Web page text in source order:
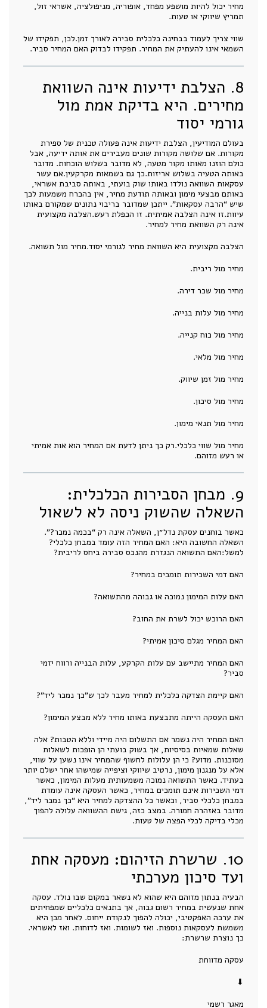
מחיר יכול להיות מושפע מפחד, אופוריה, מניפולציה, אשראי זול,
תמריץ שיווקי או טעות.
שווי צריך לעמוד בבחינה כלכלית סבירה לאורך זמן.לכן, תפקידו של
השמאי אינו להעתיק את המחיר. תפקידו לבדוק האם המחיר סביר.
8. הצלבת ידיעות אינה השוואת
מחירים. היא בדיקת אמת מול
גורמי יסוד
בעולם המודיעין, הצלבת ידיעות אינה פעולה טכנית של ספירת
מקורות. אם שלושה מקורות שונים מעבירים את אותה ידיעה, אבל
כולם הוזנו מאותו מקור מטעה, לא מדובר בשלוש הוכחות. מדובר
באותה הטעיה בשלוש אריזות.כך גם בשמאות מקרקעין.אם עשר
עסקאות השוואה נולדו באותו שוק בועתי, באותה סביבת אשראי,
באותם מבצעי מימון ובאותה תודעת מחיר, אין בהכרח משמעות לכך
שיש “הרבה עסקאות”. ייתכן שמדובר בריבוי נתונים שמקורם באותו
עיוות.זו אינה הצלבה אמיתית. זו הכפלת רעש.הצלבה מקצועית
אינה רק השוואת מחיר למחיר.
הצלבה מקצועית היא השוואת מחיר לגורמי יסוד.מחיר מול תשואה.
מחיר מול ריבית.
מחיר מול שכר דירה.
מחיר מול עלות בנייה.
מחיר מול כוח קנייה.
מחיר מול מלאי.
מחיר מול זמן שיווק.
מחיר מול סיכון.
מחיר מול תנאי מימון.
מחיר מול שווי כלכלי.רק כך ניתן לדעת אם המחיר הוא אות אמיתי
או רעש מזוהם.
9. מבחן הסבירות הכלכלית:
השאלה שהשוק ניסה לא לשאול
כאשר בוחנים עסקת נדל״ן, השאלה אינה רק “בכמה נמכר?”.
השאלה החשובה היא: האם המחיר הזה עומד במבחן כלכלי?
למשל:האם התשואה הנגזרת מהנכס סבירה ביחס לריבית?
האם דמי השכירות תומכים במחיר?
האם עלות המימון נמוכה או גבוהה מהתשואה?
האם הרוכש יכול לשרת את החוב?
האם המחיר מגלם סיכון אמיתי?
האם המחיר מתיישב עם עלות הקרקע, עלות הבנייה ורווח יזמי
סביר?
האם קיימת הצדקה כלכלית למחיר מעבר לכך ש”כך נמכר ליד”?
האם העסקה הייתה מתבצעת באותו מחיר ללא מבצע המימון?
האם המחיר היה נשמר אם התשלום היה מיידי וללא הטבות? אלה
שאלות שמאיות בסיסיות, אך בשוק בועתי הן הופכות לשאלות
מסוכנות. מדוע? כי הן עלולות לחשוף שהמחיר אינו נשען על שווי,
אלא על מנגנון מימון, נרטיב שיווקי וציפייה שמישהו אחר ישלם יותר
בעתיד. כאשר התשואה נמוכה משמעותית מעלות המימון, כאשר
דמי השכירות אינם תומכים במחיר, כאשר העסקה אינה עומדת
במבחן כלכלי סביר, וכאשר כל ההצדקה למחיר היא “כך נמכר ליד”,
מדובר באזהרה חמורה. במצב כזה, גישת ההשוואה עלולה להפוך
מכלי בדיקה לכלי הפצה של טעות.
10. שרשרת הזיהום: מעסקה אחת
ועד סיכון מערכתי
הבעיה בנתון מזוהם היא שהוא לא נשאר במקום שבו נולד. עסקה
אחת שנעשית במחיר רשום גבוה, אך בתנאים כלכליים שמפחיתים
את ערכה האפקטיבי, יכולה להפוך לנקודת ייחוס. לאחר מכן היא
משמשת לעסקאות נוספות. ואז לשומות. ואז לדוחות. ואז לאשראי.
כך נוצרת שרשרת:
עסקה מדווחת
⬇
מאגר רשמי